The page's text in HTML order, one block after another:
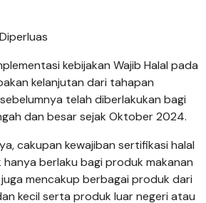
kebijakan Wajib Halal pada
kelanjutan dari tahapan
telah diberlakukan bagi
dan besar sejak Oktober 2024.
cakupan kewajiban sertifikasi halal
hanya berlaku bagi produk makanan
mencakup berbagai produk dari
kecil serta produk luar negeri atau